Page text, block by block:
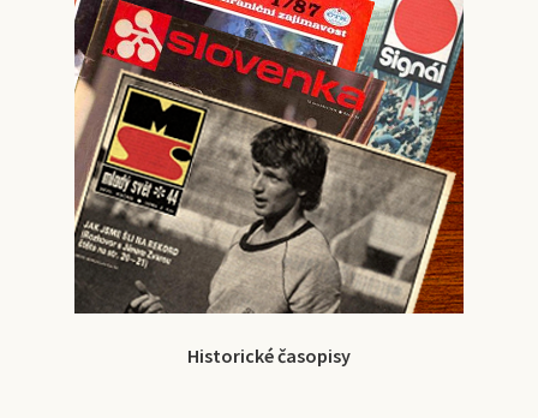
Historické časopisy